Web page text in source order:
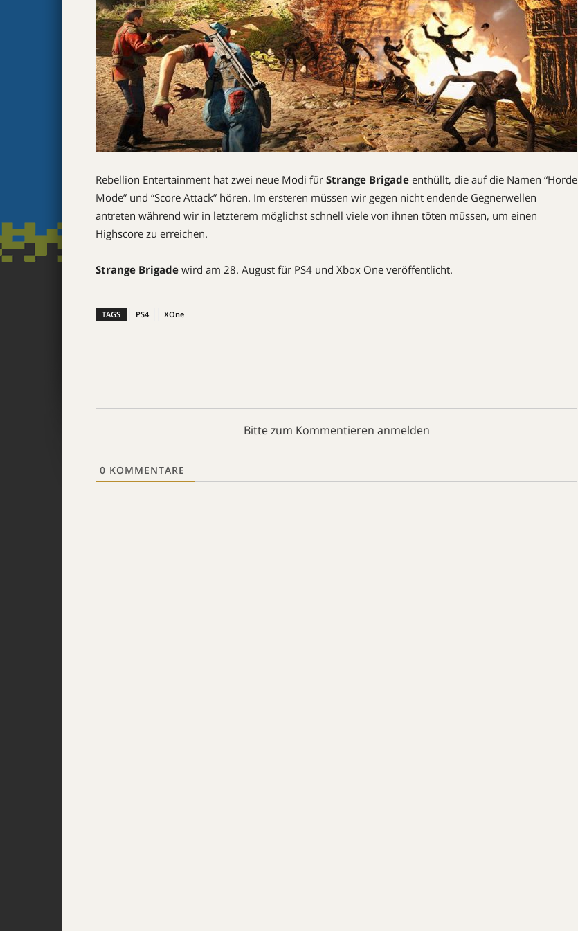
Rebellion Entertainment hat zwei neue Modi für Strange Brigade enthüllt, die auf die Namen “Horde
Mode” und “Score Attack” hören. Im ersteren müssen wir gegen nicht endende Gegnerwellen
antreten während wir in letzterem möglichst schnell viele von ihnen töten müssen, um einen
Highscore zu erreichen.
Strange Brigade wird am 28. August für PS4 und Xbox One veröffentlicht.
TAGS PS4 XOne
Bitte zum Kommentieren anmelden
0 KOMMENTARE